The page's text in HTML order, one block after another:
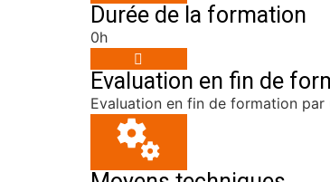
Durée de la formation
0h
Evaluation en fin de
Evaluation en fin de formation par